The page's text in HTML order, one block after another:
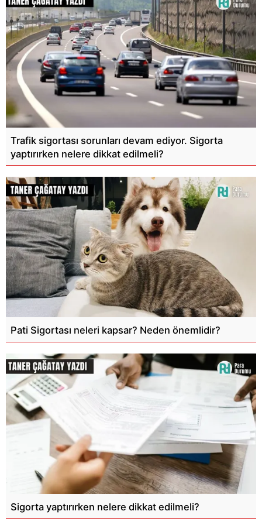
Trafik sigortası sorunları devam ediyor. Sigorta
yaptırırken nelere dikkat edilmeli?
Pati Sigortası neleri kapsar? Neden önemlidir?
Sigorta yaptırırken nelere dikkat edilmeli?